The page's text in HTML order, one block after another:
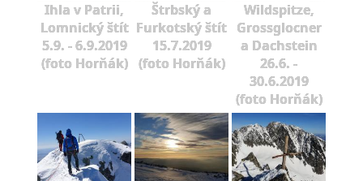
Ihla v Patrii,
Lomnický štít
5.9. - 6.9.2019
(foto Horňák)
Štrbský a
Furkotský štít
15.7.2019
(foto Horňák)
Wildspitze,
Grossglocner
a Dachstein
26.6. -
30.6.2019
(foto Horňák)